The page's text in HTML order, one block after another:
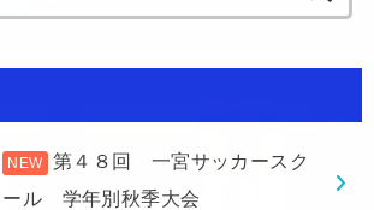
for:
第４８回 一宮サッカースク
ール 学年別秋季大会